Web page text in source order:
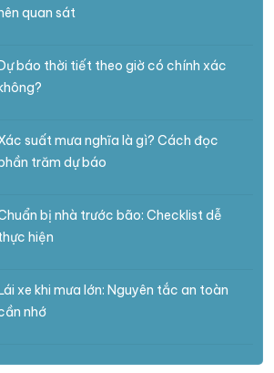
quan sát
báo thời tiết theo giờ có chính xác
suất mưa nghĩa là gì? Cách đọc
trăm dự báo
bị nhà trước bão: Checklist dễ
hiện
xe khi mưa lớn: Nguyên tắc an toàn
nhớ